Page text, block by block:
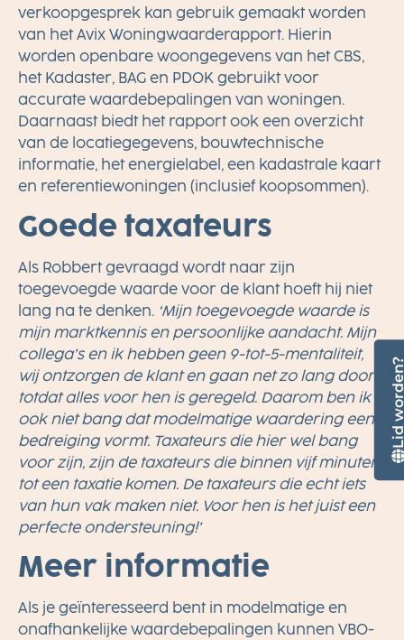
verkoopgesprek kan gebruik gemaakt worden
van het Avix Woningwaarderapport. Hierin
worden openbare woongegevens van het CBS,
het Kadaster, BAG en PDOK gebruikt voor
accurate waardebepalingen van woningen.
Daarnaast biedt het rapport ook een overzicht
van de locatiegegevens, bouwtechnische
informatie, het energielabel, een kadastrale kaart
en referentiewoningen (inclusief koopsommen).
Goede taxateurs
Als Robbert gevraagd wordt naar zijn
toegevoegde waarde voor de klant hoeft hij niet
lang na te denken. ‘Mijn toegevoegde waarde is
mijn marktkennis en persoonlijke aandacht. Mijn
collega’s en ik hebben geen 9-tot-5-mentaliteit,
wij ontzorgen de klant en gaan net zo lang door
totdat alles voor hen is geregeld. Daarom ben ik
ook niet bang dat modelmatige waardering een
bedreiging vormt. Taxateurs die hier wel bang
voor zijn, zijn de taxateurs die binnen vijf minuten
tot een taxatie komen. De taxateurs die echt iets
van hun vak maken niet. Voor hen is het juist een
perfecte ondersteuning!’
Meer informatie
Als je geïnteresseerd bent in modelmatige en
onafhankelijke waardebepalingen kunnen VBO-
Lid